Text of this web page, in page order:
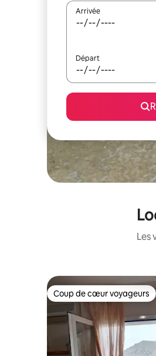
Arrivée
Départ
Les
Coup de cœur voyageurs
Coup de cœur voyageurs